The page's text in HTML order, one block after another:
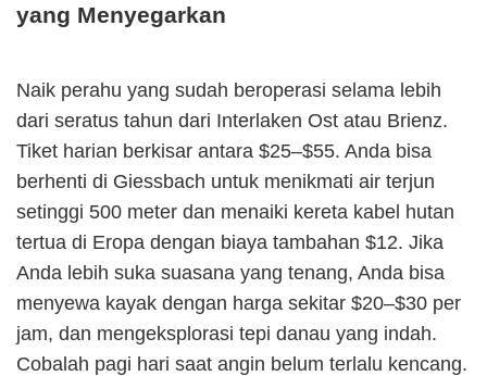
yang Menyegarkan
Naik perahu yang sudah beroperasi selama lebih
dari seratus tahun dari Interlaken Ost atau Brienz.
Tiket harian berkisar antara $25–$55. Anda bisa
berhenti di Giessbach untuk menikmati air terjun
setinggi 500 meter dan menaiki kereta kabel hutan
tertua di Eropa dengan biaya tambahan $12. Jika
Anda lebih suka suasana yang tenang, Anda bisa
menyewa kayak dengan harga sekitar $20–$30 per
jam, dan mengeksplorasi tepi danau yang indah.
Cobalah pagi hari saat angin belum terlalu kencang.